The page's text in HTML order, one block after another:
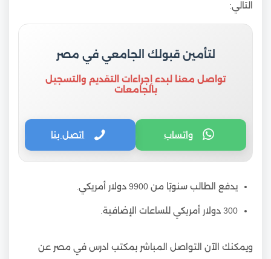
التالي:
لتأمين قبولك الجامعي في مصر
تواصل معنا لبدء إجراءات التقديم والتسجيل
بالجامعات
واتساب اتصل بنا
يدفع الطالب سنويًا من 9900 دولار أمريكي.
300 دولار أمريكي للساعات الإضافية.
ويمكنك الآن التواصل المباشر بمكتب ادرس في مصر عن